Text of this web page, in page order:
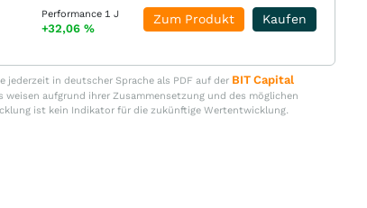
Performance 1 J
+32,06 %
Kaufen
Zum Produkt
in deutscher Sprache als PDF auf der BIT Capital
aufgrund ihrer Zusammensetzung und des möglichen
ist kein Indikator für die zukünftige Wertentwicklung.